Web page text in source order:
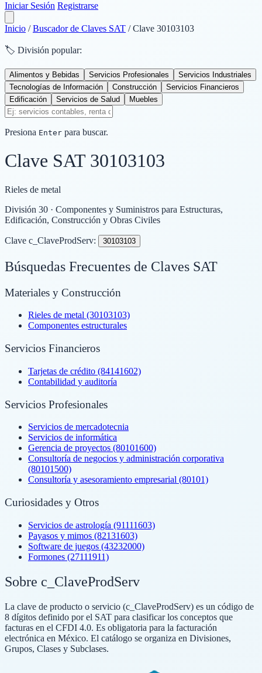
Iniciar Sesión Registrarse
Inicio / Buscador de Claves SAT / Clave 30103103
🏷️ División popular:
Alimentos y Bebidas Servicios Profesionales
Servicios Industriales
Tecnologías de Información
Construcción
Servicios Financieros
Edificación
Servicios de Salud Muebles
Presiona Enter para buscar.
Clave SAT 30103103
Rieles de metal
División 30 · Componentes y Suministros para Estructuras,
Edificación, Construcción y Obras Civiles
Clave c_ClaveProdServ: 30103103
Búsquedas Frecuentes de Claves SAT
Materiales y Construcción
Rieles de metal (30103103)
Componentes estructurales
Servicios Financieros
Tarjetas de crédito (84141602)
Contabilidad y auditoría
Servicios Profesionales
Servicios de mercadotecnia
Servicios de informática
Gerencia de proyectos (80101600)
Consultoría de negocios y administración corporativa
(80101500)
Consultoría y asesoramiento empresarial (80101)
Curiosidades y Otros
Servicios de astrología (91111603)
Payasos y mimos (82131603)
Software de juegos (43232000)
Formones (27111911)
Sobre c_ClaveProdServ
La clave de producto o servicio (c_ClaveProdServ) es un código de
8 dígitos definido por el SAT para clasificar los conceptos que
facturas en el CFDI 4.0. Es obligatoria para la facturación
electrónica en México. El catálogo se organiza en Divisiones,
Grupos, Clases y Subclases.